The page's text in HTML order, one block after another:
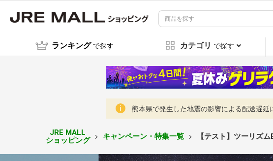
ランキング で探す カテゴリ で探す
熊本県で発生した地震の影響による配送遅延
JRE MALL
ショッピング
キャンペーン・特集一覧 【テスト】ツーリズ